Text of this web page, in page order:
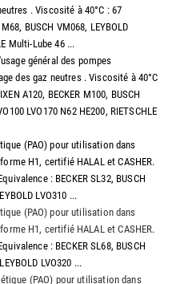
. Viscosité à 40°C : 67
BUSCH VM068, LEYBOLD
Multi-Lube 46 ...
général des pompes
des gaz neutres . Viscosité à 40°C
A120, BECKER M100, BUSCH
LVO170 N62 HE200, RIETSCHLE
(PAO) pour utilisation dans
H1, certifié HALAL et CASHER.
: BECKER SL32, BUSCH
LVO310 ...
(PAO) pour utilisation dans
H1, certifié HALAL et CASHER.
: BECKER SL68, BUSCH
LVO320 ...
(PAO) pour utilisation dans